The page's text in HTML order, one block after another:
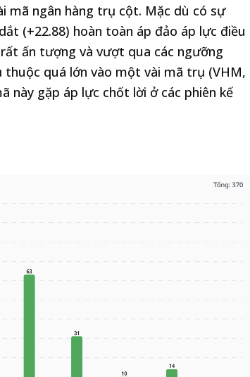
mã ngân hàng trụ cột. Mặc dù có sự
(+22.88) hoàn toàn áp đảo áp lực điều
ấn tượng và vượt qua các ngưỡng
thuộc quá lớn vào một vài mã trụ (VHM,
này gặp áp lực chốt lời ở các phiên kế